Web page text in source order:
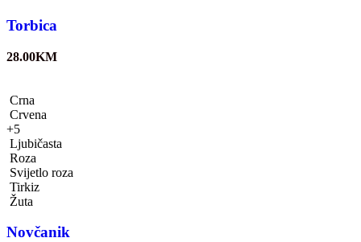
Torbica
28.00KM
Crna
Crvena
+5
Ljubičasta
Roza
Svijetlo roza
Tirkiz
Žuta
Novčanik